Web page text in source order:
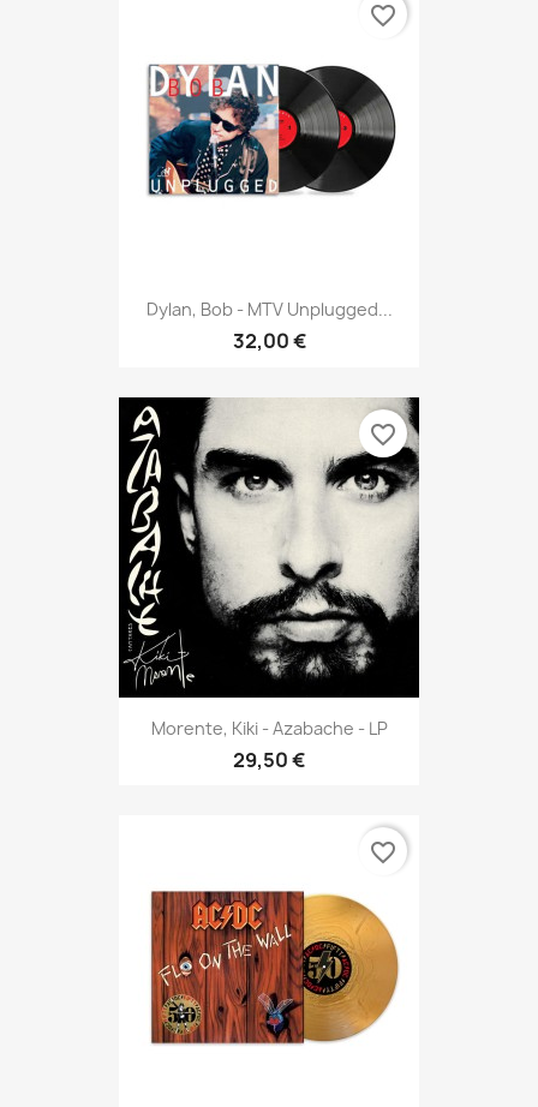
Dylan, Bob - MTV Unplugged...
32,00 €
favorite_border
Morente, Kiki - Azabache - LP
29,50 €
favorite_border
favorite_border